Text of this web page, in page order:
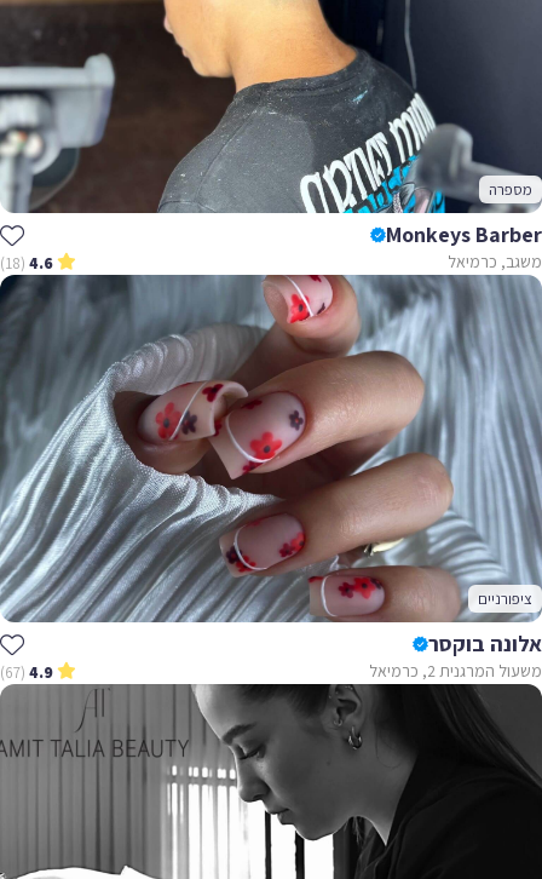
מספרה
Monkeys Barber
משגב, כרמיאל 4.6
(18)
ציפורניים
אלונה בוקסר
משעול המרגנית 2, כרמיאל 4.9
(67)